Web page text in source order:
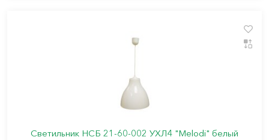
Светильник НСБ 21-60-002 УХЛ4 "Melodi" белый